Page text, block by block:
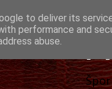
to deliver its
performance and
abuse.